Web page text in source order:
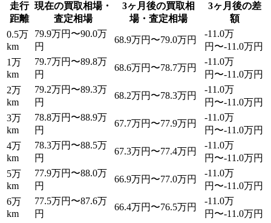
走行
距離
現在の買取相場・
査定相場
3ヶ月後の買取相
場・査定相場
3ヶ月後の差
額
0.5万
km
79.9万円〜90.0万
円
68.9万円〜79.0万円
-11.0万
円〜-11.0万円
1万
km
79.7万円〜89.8万
円
68.6万円〜78.7万円
-11.0万
円〜-11.0万円
2万
km
79.2万円〜89.3万
円
68.2万円〜78.3万円
-11.0万
円〜-11.0万円
3万
km
78.8万円〜88.9万
円
67.7万円〜77.9万円
-11.0万
円〜-11.0万円
4万
km
78.3万円〜88.5万
円
67.3万円〜77.4万円
-11.0万
円〜-11.0万円
5万
km
77.9万円〜88.0万
円
66.9万円〜77.0万円
-11.0万
円〜-11.0万円
6万
km
77.5万円〜87.6万
円
66.4万円〜76.5万円
-11.0万
円〜-11.0万円